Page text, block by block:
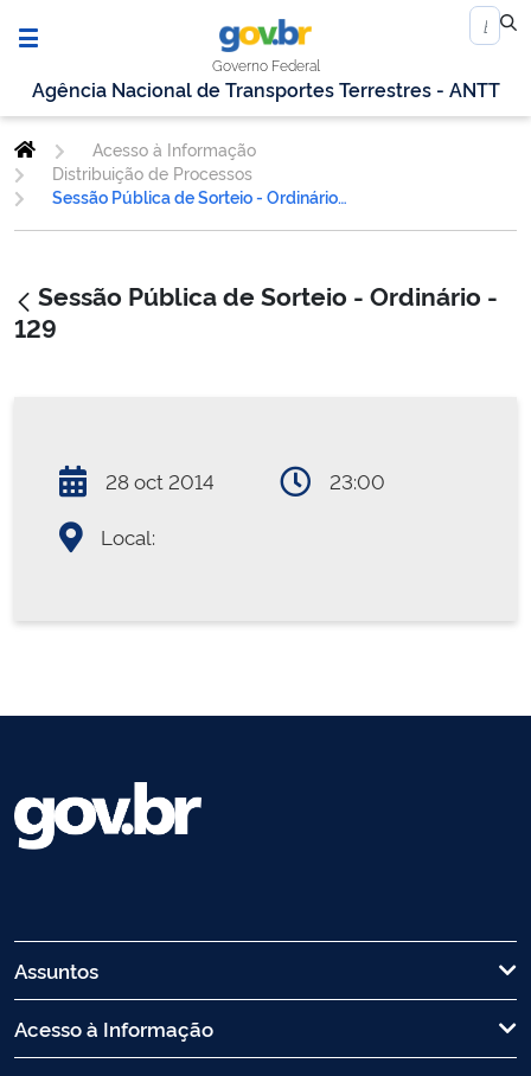
Governo Federal
Agência Nacional de Transportes Terrestres - ANTT
Acesso à Informação
Distribuição de Processos
Sessão Pública de Sorteio - Ordinário - 129
Sessão Pública de Sorteio - Ordinário -
129
28 oct 2014 23:00
Local:
Assuntos
Acesso à Informação